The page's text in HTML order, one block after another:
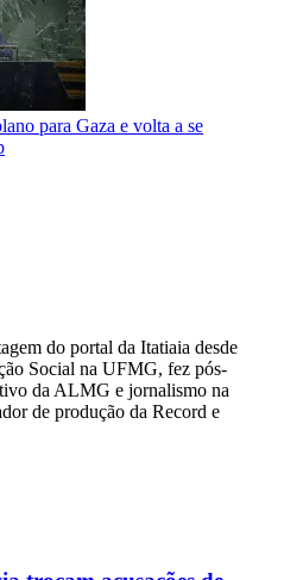
para Gaza e volta a se
do portal da Itatiaia desde
Social na UFMG, fez pós-
da ALMG e jornalismo na
de produção da Record e